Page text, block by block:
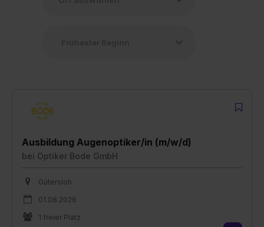
Ausbildung Augenoptiker/in (m/w/d)
bei Optiker Bode GmbH
Gütersloh
01.08.2026
1 freier Platz